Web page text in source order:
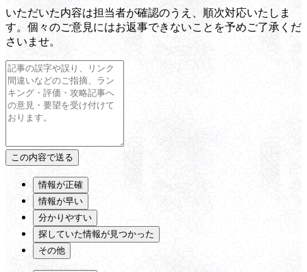
いただいた内容は担当者が確認のうえ、順次対応いたしま
す。個々のご意見にはお返事できないことを予めご了承くだ
さいませ。
情報が正確
情報が早い
分かりやすい
探していた情報が見つかった
その他